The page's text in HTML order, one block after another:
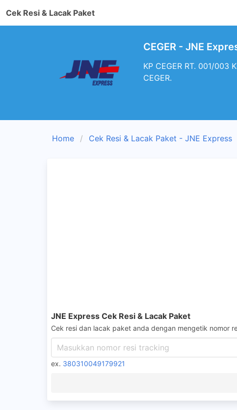
Cek Resi & Lacak Paket
CEGER - JNE
KP CEGER RT. 001/003
CEGER.
Home Cek Resi & Lacak Paket - JNE Express
JNE Express Cek Resi & Lacak Paket
Cek resi dan lacak paket anda dengan mengetik nomor
ex. 380310049179921